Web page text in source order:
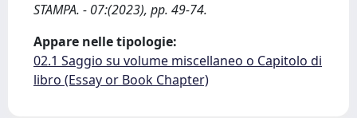
STAMPA. - 07:(2023), pp. 49-74.
Appare nelle tipologie:
02.1 Saggio su volume miscellaneo o Capitolo di
libro (Essay or Book Chapter)